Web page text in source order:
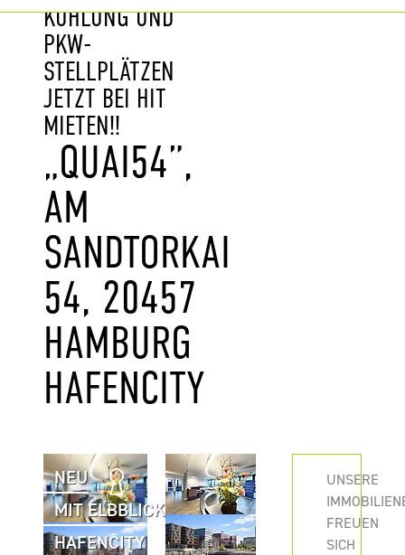
KÜHLUNG UND
PKW-
STELLPLÄTZEN
JETZT BEI HIT
MIETEN!!
„QUAI54”,
AM
SANDTORKAI
54, 20457
HAMBURG
HAFENCITY
NEU
MIT ELBBLICK
HAFENCITY
UNSERE
FREUEN
SICH